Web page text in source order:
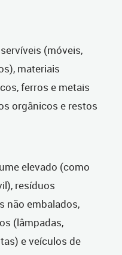
(móveis,
materiais
ferros e metais
orgânicos e restos
elevado (como
resíduos
não embalados,
(lâmpadas,
e veículos de